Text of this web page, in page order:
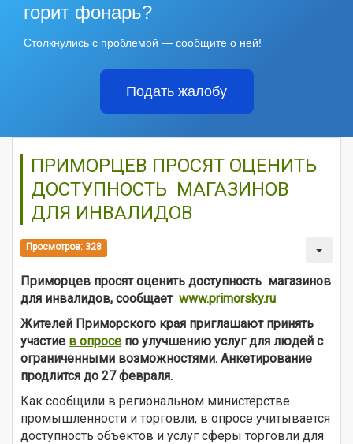
горит фонарь?
Столкнулись с проблемой — сообщите о ней!
Подать жалобу
ПРИМОРЦЕВ ПРОСЯТ ОЦЕНИТЬ
ДОСТУПНОСТЬ МАГАЗИНОВ
ДЛЯ ИНВАЛИДОВ
Просмотров: 328
Приморцев просят оценить доступность магазинов
для инвалидов, сообщает www.primorsky.ru
Жителей Приморского края приглашают принять
участие в опросе по улучшению услуг для людей с
ограниченными возможностями. Анкетирование
продлится до 27 февраля.
Как сообщили в региональном министерстве
промышленности и торговли, в опросе учитывается
доступность объектов и услуг сферы торговли для